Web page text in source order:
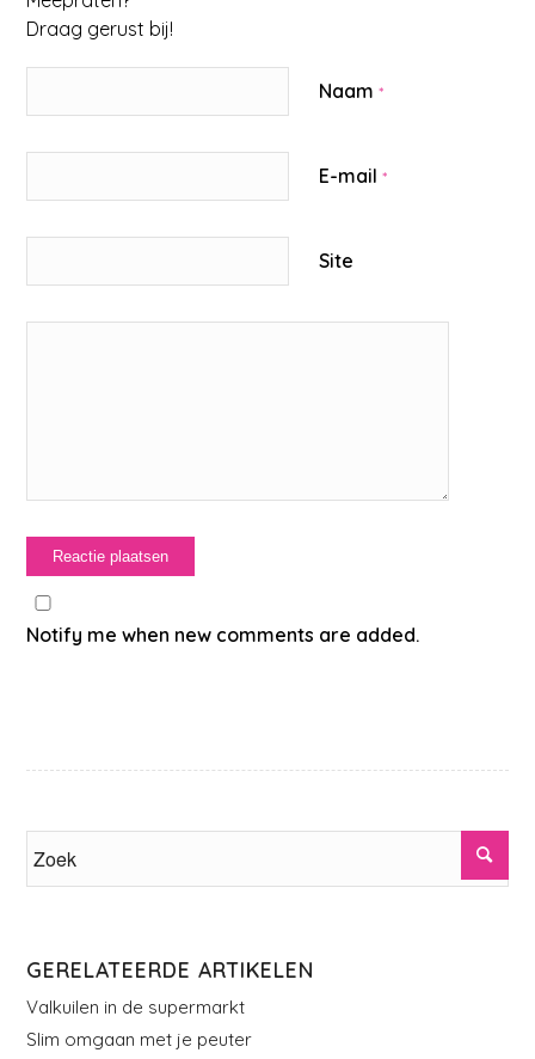
Draag gerust bij!
Naam*
E-mail*
Site
Notify me when new comments are added.
GERELATEERDE ARTIKELEN
Valkuilen in de supermarkt
Slim omgaan met je peuter